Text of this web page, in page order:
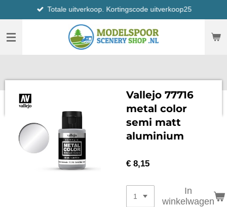
direct
naar
hoofdinhoud
Totale uitverkoop. Kortingscode uitverkoop25
Vallejo 77716
metal color
semi matt
aluminium
€ 8,15
In
winkelwagen